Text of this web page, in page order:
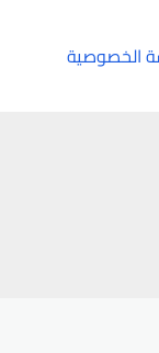
الخصوصية